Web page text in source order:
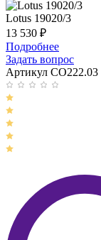
Lotus 19020/3
13 530 ₽
Подробнее
Задать вопрос
Артикул CO222.03